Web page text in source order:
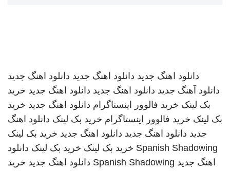
دانلود اهنگ جدید دانلود اهنگ جدید دانلود اهنگ جدید
دانلود آهنگ جدید دانلود اهنگ جدید دانلود اهنگ جدید خرید
بک لینک خرید فالوور اینستاگرام دانلود اهنگ جدید خرید
بک لینک خرید فالوور اینستاگرام خرید بک لینک دانلود اهنگ
جدید دانلود اهنگ جدید دانلود اهنگ جدید خرید بک لینک
Spanish Shadowing خرید بک لینک خرید بک لینک دانلود
اهنگ جدید Spanish Shadowing دانلود اهنگ جدید خرید